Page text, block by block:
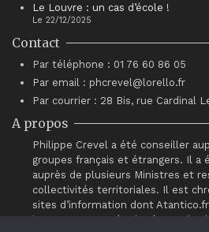
Le Louvre : un cas d’école !
Le 22/12/2025
Contact
Par téléphone : 01 76 60 86 05
Par email : phcrevel@lorello.fr
Par courrier : 28 Bis, rue Cardinal
A propos
Philippe Crevel a été conseiller
groupes français et étrangers. Il a
auprès de plusieurs Ministres et
collectivités territoriales. Il est
sites d’information dont
intervenant auprès du réseau de